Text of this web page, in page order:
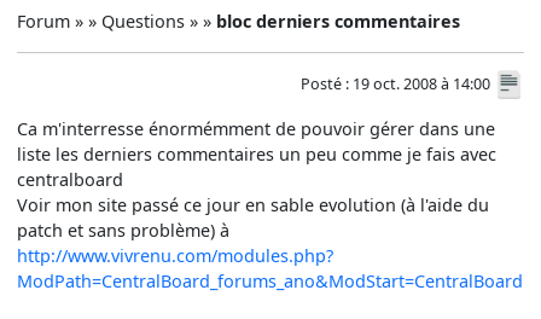
Forum » » Questions » » bloc derniers commentaires
Posté : 19 oct. 2008 à 14:00
Ca m'interresse énormémment de pouvoir gérer dans une
liste les derniers commentaires un peu comme je fais avec
centralboard
Voir mon site passé ce jour en sable evolution (à l'aide du
patch et sans problème) à
http://www.vivrenu.com/modules.php?
ModPath=CentralBoard_forums_ano&ModStart=CentralBoard